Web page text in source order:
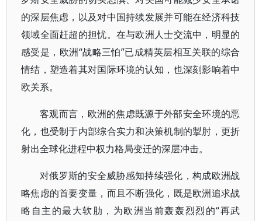
的深层焦虑，以及对中国持续发展并可能在经济科技
领域全面赶超的担忧。在与欧洲人士交流中，明显的
感受是，欧洲“战略三怕”已成精英层相互关联的综合
情结，塑造着其对国际环境的认知，也深刻影响着中
欧关系。
客观而言，欧洲的焦虑既源于外部安全环境的恶
化，也受制于内部综合实力和决策机制的掣肘，更折
射出全球化进程中权力格局变迁的深层冲击。
对俄罗斯的安全威胁感知持续强化，构成欧洲战
略焦虑的首要变量，而且不断强化，既是欧洲追求战
略自主的最大软肋，为欧洲当前轰轰烈烈的“再武